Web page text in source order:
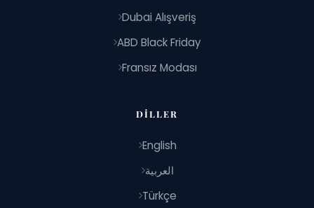
Dubai Alışveriş
ABD Black Friday
Fransız Modası
DILLER
English
العربية
Türkçe